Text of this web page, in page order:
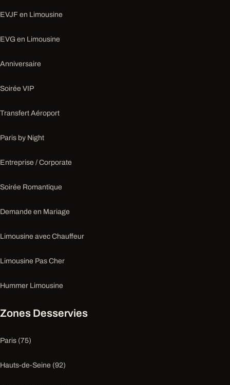
EVJF en Limousine
EVG en Limousine
Anniversaire
Soirée VIP
Transfert Aéroport
Paris by Night
Entreprise / Corporate
Soirée Romantique
Demande en Mariage
Limousine avec Chauffeur
Limousine Pas Cher
Hummer Limousine
Zones Desservies
Paris (75)
Hauts-de-Seine (92)